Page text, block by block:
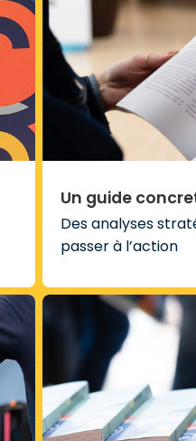
Un guide
Des analyses
passer à l’action